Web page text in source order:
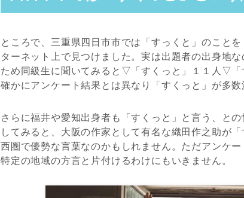
ところで、三重県四日市市では「すっくと」のこと
ターネット上で見つけました。実は出題者の出身地
ため同級生に聞いてみると▽「すくっと」１１人▽
確かにアンケート結果とは異なり「すくっと」が多数
さらに福井や愛知出身者も「すくっと」と言う、と
してみると、大阪の作家として有名な織田作之助が
西圏で優勢な言葉なのかもしれません。ただアンケ
特定の地域の方言と片付けるわけにもいきません。